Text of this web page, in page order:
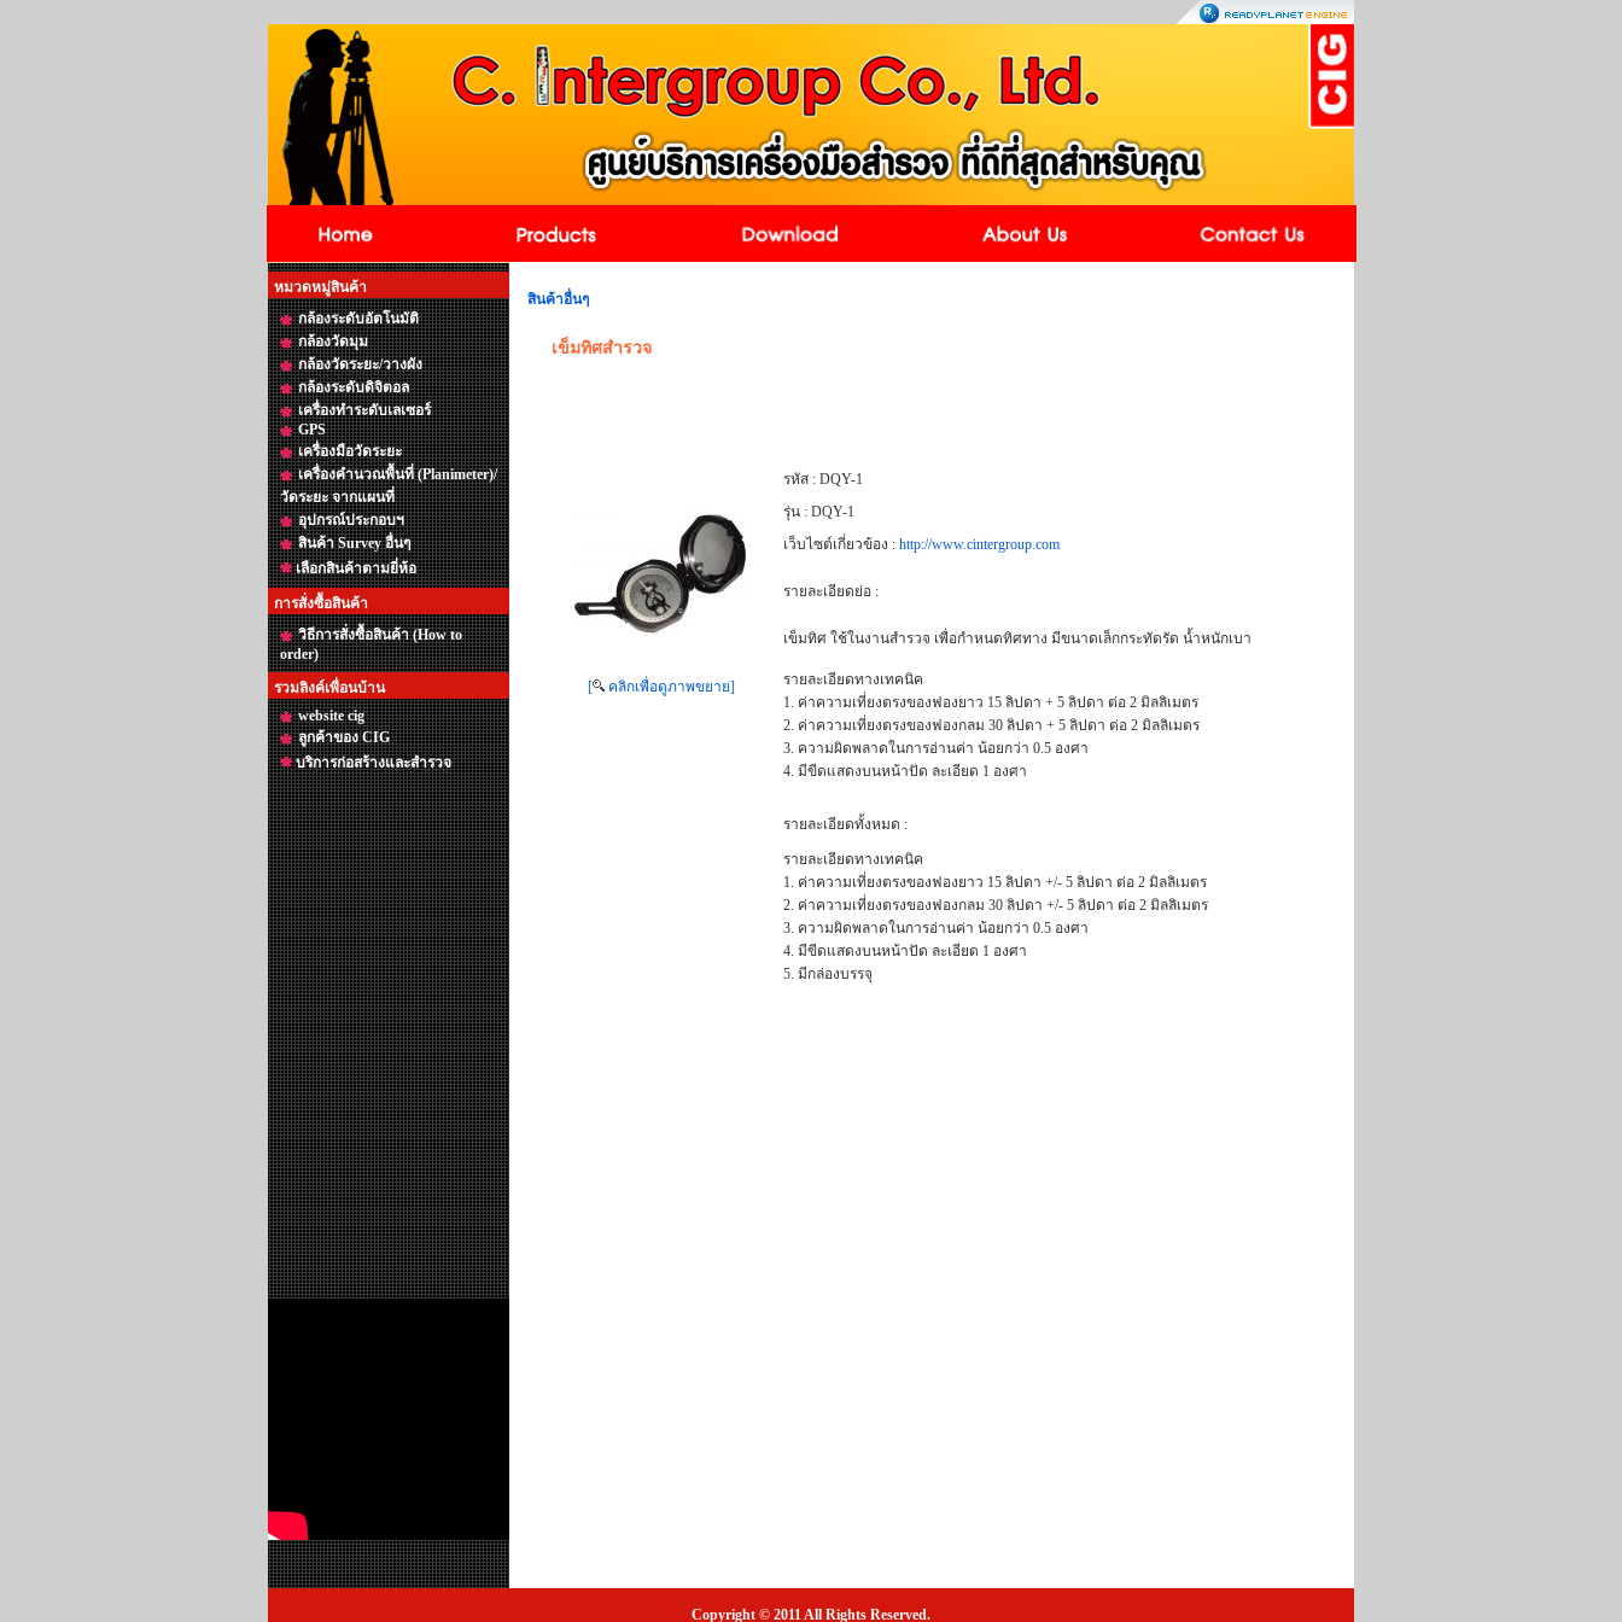
หมวดหมู่สินค้า
กล้องระดับอัตโนมัติ
กล้องวัดมุม
กล้องวัดระยะ/วางผัง
กล้องระดับดิจิตอล
เครื่องทำระดับเลเซอร์
GPS
เครื่องมือวัดระยะ
เครื่องคำนวณพื้นที่ (Planimeter)/
วัดระยะ จากแผนที่
อุปกรณ์ประกอบฯ
สินค้า Survey อื่นๆ
เลือกสินค้าตามยี่ห้อ
การสั่งซื้อสินค้า
วิธีการสั่งซื้อสินค้า (How to
order)
รวมลิงค์เพื่อนบ้าน
website cig
ลูกค้าของ CIG
บริการก่อสร้างและสำรวจ
สินค้าอื่นๆ
เข็มทิศสำรวจ
[ คลิกเพื่อดูภาพขยาย]
รหัส : DQY-1
รุ่น : DQY-1
เว็บไซต์เกี่ยวข้อง : http://www.cintergroup.com
รายละเอียดย่อ :
เข็มทิศ ใช้ในงานสำรวจ เพื่อกำหนดทิศทาง มีขนาดเล็กกระทัดรัด น้ำหนักเบา
รายละเอียดทางเทคนิค
1. ค่าความเที่ยงตรงของฟองยาว 15 ลิปดา + 5 ลิปดา ต่อ 2 มิลลิเมตร
2. ค่าความเที่ยงตรงของฟองกลม 30 ลิปดา + 5 ลิปดา ต่อ 2 มิลลิเมตร
3. ความผิดพลาดในการอ่านค่า น้อยกว่า 0.5 องศา
4. มีขีดแสดงบนหน้าปัด ละเอียด 1 องศา
รายละเอียดทั้งหมด :
รายละเอียดทางเทคนิค
1. ค่าความเที่ยงตรงของฟองยาว 15 ลิปดา +/- 5 ลิปดา ต่อ 2 มิลลิเมตร
2. ค่าความเที่ยงตรงของฟองกลม 30 ลิปดา +/- 5 ลิปดา ต่อ 2 มิลลิเมตร
3. ความผิดพลาดในการอ่านค่า น้อยกว่า 0.5 องศา
4. มีขีดแสดงบนหน้าปัด ละเอียด 1 องศา
5. มีกล่องบรรจุ
Copyright © 2011 All Rights Reserved.